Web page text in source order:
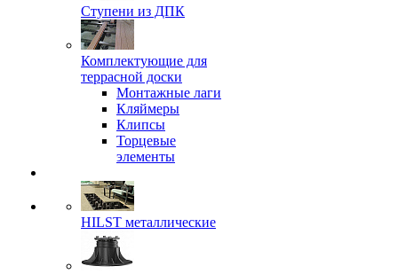
Ступени из ДПК
Комплектующие для
террасной доски
Монтажные лаги
Кляймеры
Клипсы
Торцевые
элементы
HILST металлические